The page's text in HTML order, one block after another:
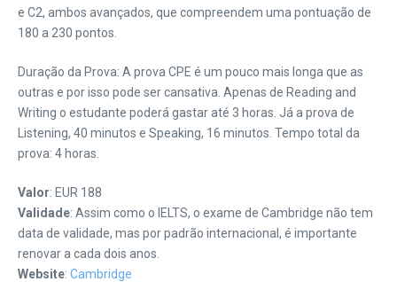
e C2, ambos avançados, que compreendem uma pontuação de
180 a 230 pontos.
Duração da Prova: A prova CPE é um pouco mais longa que as
outras e por isso pode ser cansativa. Apenas de Reading and
Writing o estudante poderá gastar até 3 horas. Já a prova de
Listening, 40 minutos e Speaking, 16 minutos. Tempo total da
prova: 4 horas.
Valor: EUR 188
Validade: Assim como o IELTS, o exame de Cambridge não tem
data de validade, mas por padrão internacional, é importante
renovar a cada dois anos.
Website: Cambridge